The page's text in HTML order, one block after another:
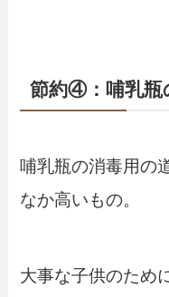
節約④：哺乳瓶
哺乳瓶の消毒用の
なか高いもの。
大事な子供のため